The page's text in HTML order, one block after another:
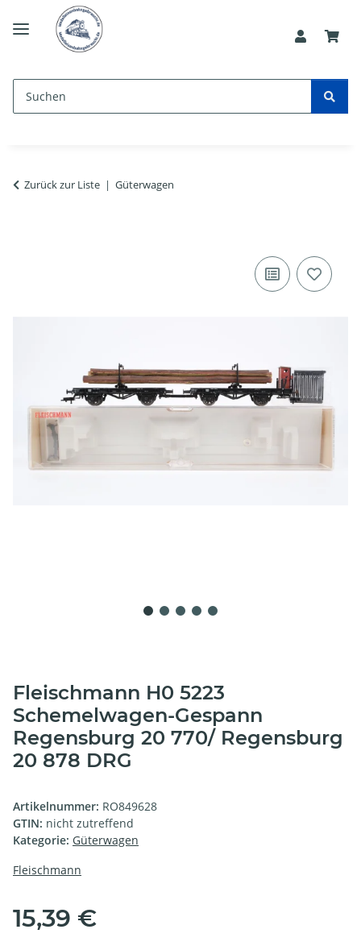
Zurück zur Liste Güterwagen
Fleischmann H0 5223
Schemelwagen-Gespann
Regensburg 20 770/ Regensburg
20 878 DRG
Artikelnummer: RO849628
GTIN: nicht zutreffend
Kategorie: Güterwagen
Fleischmann
15,39 €